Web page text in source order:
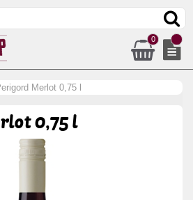
0
Merlot 0,75 l
0,75 l